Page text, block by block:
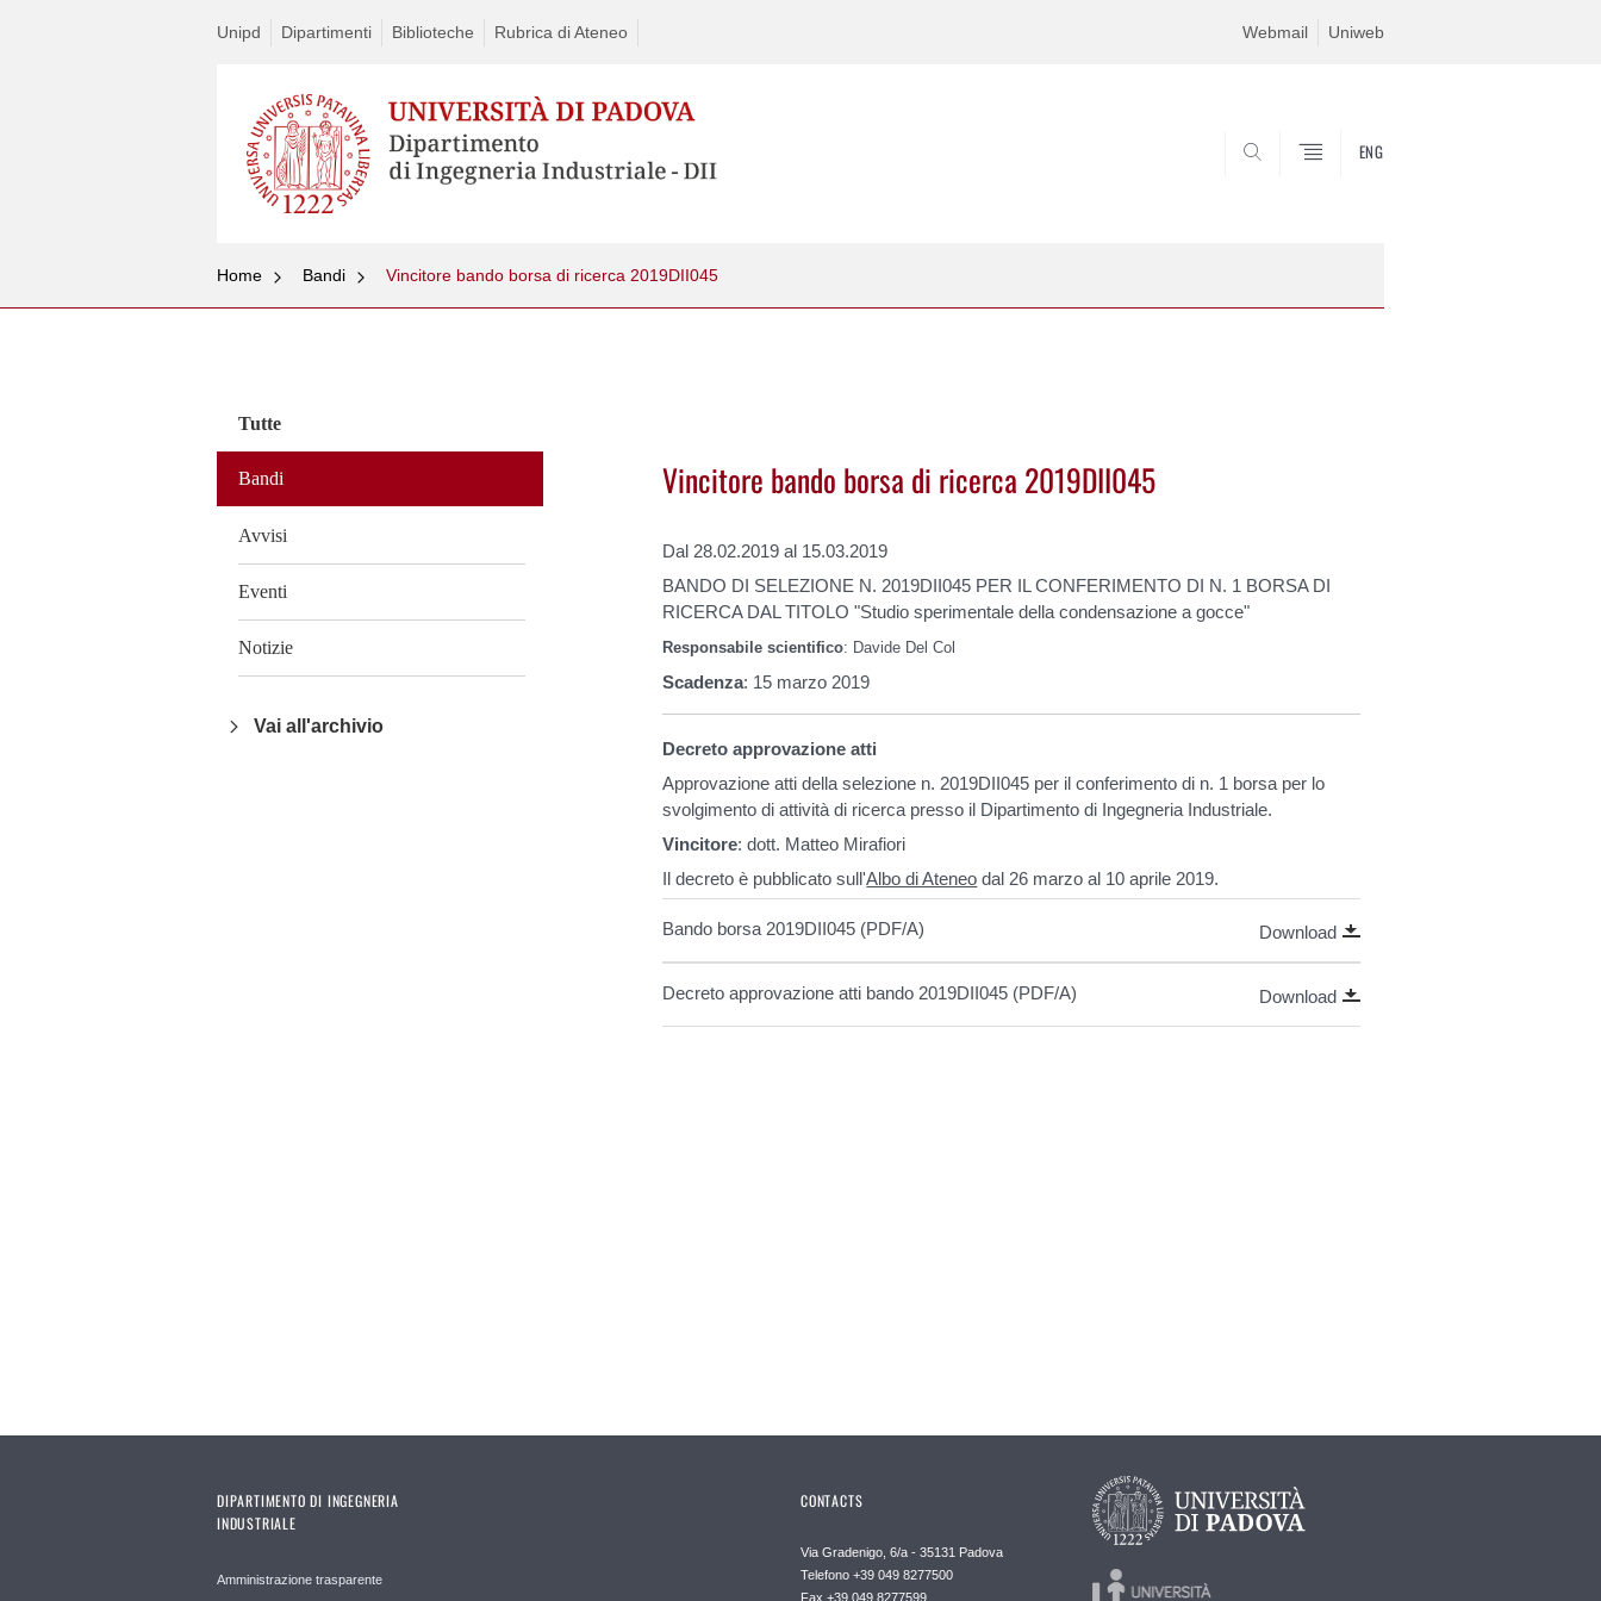
Unipd Dipartimenti Biblioteche Rubrica di Ateneo Webmail Uniweb
ENG
Home Bandi Vincitore bando borsa di ricerca 2019DII045
Tutte
Bandi
Avvisi
Eventi
Notizie
Vai all'archivio
Vincitore bando borsa di ricerca 2019DII045
Dal 28.02.2019 al 15.03.2019
BANDO DI SELEZIONE N. 2019DII045 PER IL CONFERIMENTO DI N. 1 BORSA DI
RICERCA DAL TITOLO "Studio sperimentale della condensazione a gocce"
Responsabile scientifico: Davide Del Col
Scadenza: 15 marzo 2019
Decreto approvazione atti
Approvazione atti della selezione n. 2019DII045 per il conferimento di n. 1 borsa per lo
svolgimento di attività di ricerca presso il Dipartimento di Ingegneria Industriale.
Vincitore: dott. Matteo Mirafiori
Il decreto è pubblicato sull'Albo di Ateneo dal 26 marzo al 10 aprile 2019.
Bando borsa 2019DII045 (PDF/A) Download
Decreto approvazione atti bando 2019DII045 (PDF/A) Download
DIPARTIMENTO DI INGEGNERIA
INDUSTRIALE
Amministrazione trasparente
CONTACTS
Via Gradenigo, 6/a - 35131 Padova
Telefono +39 049 8277500
Fax +39 049 8277599